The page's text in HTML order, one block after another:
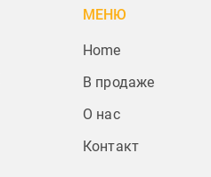
МЕНЮ
Home
В продаже
О нас
Контакт